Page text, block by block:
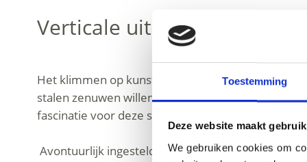
Toestemming
Deze website maakt
We gebruiken cookies om
Verticale uitdagingen in
Het klimmen op kunstmatige torens of door ijs
stalen zenuwen willen testen en verticale
fascinatie voor deze sport kunnen beleven.
Avontuurlijk ingesteld ijsbeklimmers kunnen zich